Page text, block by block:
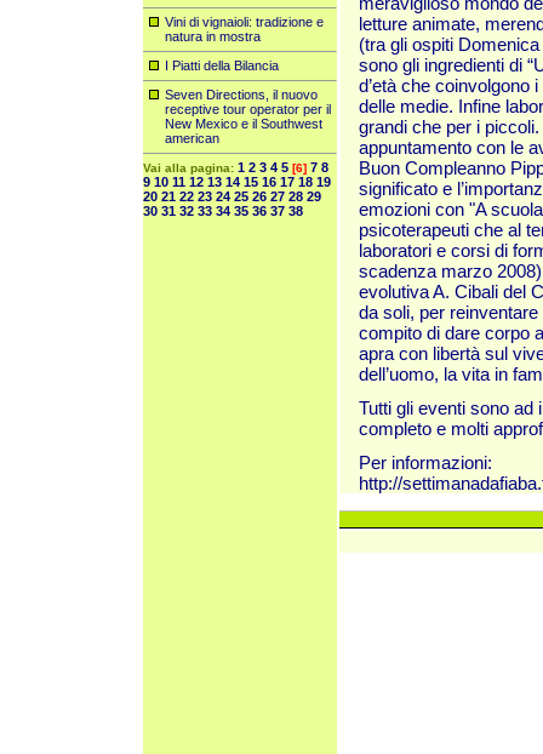
Vini di vignaioli: tradizione e
natura in mostra
I Piatti della Bilancia
Seven Directions, il nuovo
receptive tour operator per il
New Mexico e il Southwest
american
Vai alla pagina: 1 2 3 4 5 [6] 7 8
9 10 11 12 13 14 15 16 17 18 19
20 21 22 23 24 25 26 27 28 29
30 31 32 33 34 35 36 37 38
letture animate,
(tra gli ospiti
sono gli ingredienti di
d’età che coinvolgono
delle medie. Infine
grandi che per i
appuntamento con le
Buon Compleanno
significato e
emozioni con "A
psicoterapeuti che al
laboratori e corsi di
scadenza marzo
evolutiva A. Cibali del
da soli, per
compito di dare corpo
apra con libertà sul
dell’uomo, la vita in
Tutti gli eventi sono ad
completo e molti
Per informazioni:
http://